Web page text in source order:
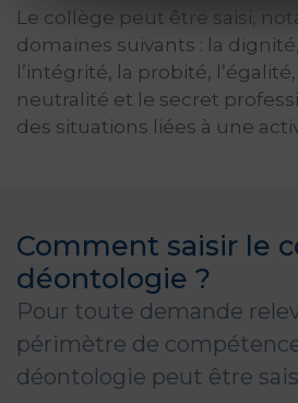
Le collège peut être saisi,
domaines suivants : la
l’intégrité, la probité,
neutralité et le secret
des situations liées à une
Comment saisir le
déontologie ?
Pour toute demande
périmètre de
déontologie peut être